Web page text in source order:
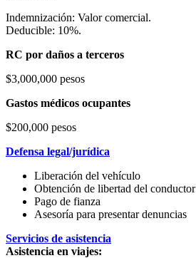
Indemnización: Valor comercial.
Deducible: 10%.
RC por daños a terceros
$3,000,000 pesos
Gastos médicos ocupantes
$200,000 pesos
Defensa legal/jurídica
Liberación del vehículo
Obtención de libertad del conductor
Pago de fianza
Asesoría para presentar denuncias
Servicios de asistencia
Asistencia en viajes: